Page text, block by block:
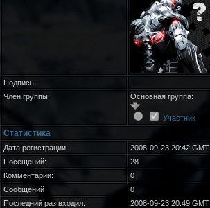
Подпись:
Член группы:
Основная группа:
Участник
Статистика
Дата регистрации:
2008-09-23 20:42 GMT
Посещений:
28
Комментарии:
0
Сообщений
0
Последний раз входил:
2008-09-23 20:49 GMT